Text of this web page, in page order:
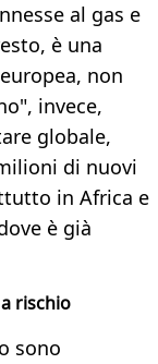
al gas e
è una
non
invece,
globale,
di nuovi
in Africa e
è già
rischio
sono